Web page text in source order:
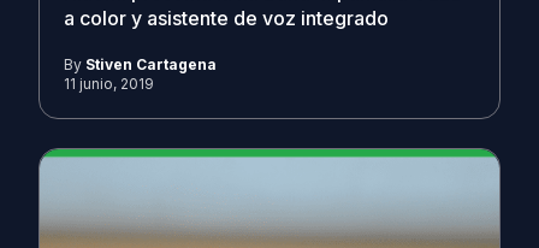
a color y asistente de voz integrado
By Stiven Cartagena
11 junio, 2019